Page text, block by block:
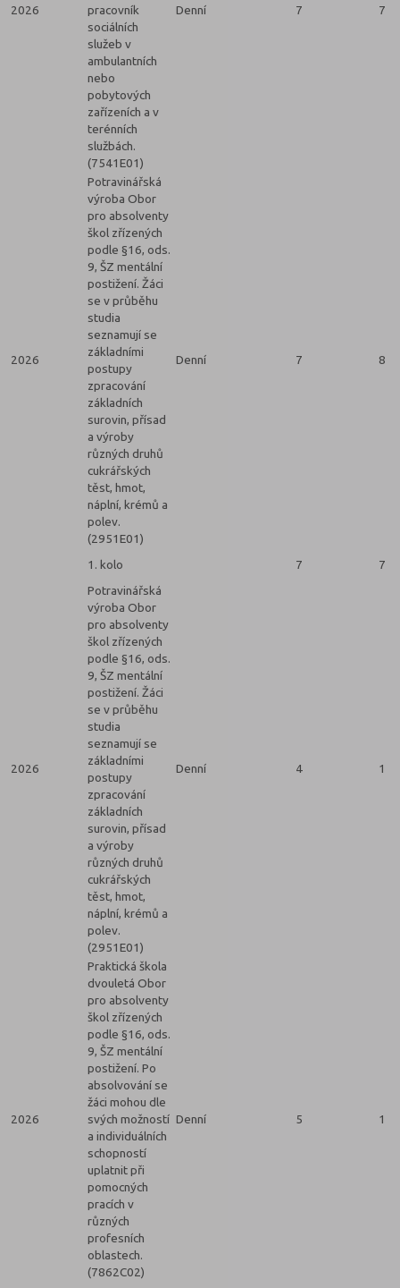
2026
pracovník
sociálních
služeb v
ambulantních
nebo
pobytových
zařízeních a v
terénních
službách.
(7541E01)
Denní 7 7
2026
Potravinářská
výroba Obor
pro absolventy
škol zřízených
podle §16, ods.
9, ŠZ mentální
postižení. Žáci
se v průběhu
studia
seznamují se
základními
postupy
zpracování
základních
surovin, přísad
a výroby
různých druhů
cukrářských
těst, hmot,
náplní, krémů a
polev.
(2951E01)
Denní 7 8
1. kolo 7 7
2026
Potravinářská
výroba Obor
pro absolventy
škol zřízených
podle §16, ods.
9, ŠZ mentální
postižení. Žáci
se v průběhu
studia
seznamují se
základními
postupy
zpracování
základních
surovin, přísad
a výroby
různých druhů
cukrářských
těst, hmot,
náplní, krémů a
polev.
(2951E01)
Denní 4 1
2026
Praktická škola
dvouletá Obor
pro absolventy
škol zřízených
podle §16, ods.
9, ŠZ mentální
postižení. Po
absolvování se
žáci mohou dle
svých možností
a individuálních
schopností
uplatnit při
pomocných
pracích v
různých
profesních
oblastech.
(7862C02)
Denní 5 1